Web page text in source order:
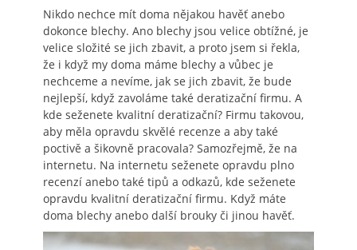
Nikdo nechce mít doma nějakou havěť anebo
dokonce blechy. Ano blechy jsou velice obtížné, je
velice složité se jich zbavit, a proto jsem si řekla,
že i když my doma máme blechy a vůbec je
nechceme a nevíme, jak se jich zbavit, že bude
nejlepší, když zavoláme také deratizační firmu. A
kde seženete kvalitní deratizační? Firmu takovou,
aby měla opravdu skvělé recenze a aby také
poctivě a šikovně pracovala? Samozřejmě, že na
internetu. Na internetu seženete opravdu plno
recenzí anebo také tipů a odkazů, kde seženete
opravdu kvalitní deratizační firmu. Když máte
doma blechy anebo další brouky či jinou havěť.